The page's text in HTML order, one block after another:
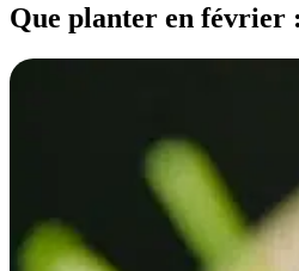
Que planter en février